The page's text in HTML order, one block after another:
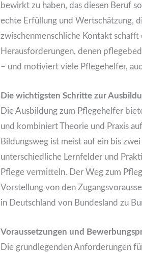
bewirkt zu haben, das diesen Beruf
echte Erfüllung und Wertschätzung,
zwischenmenschliche Kontakt
Herausforderungen, denen
– und motiviert viele Pflegehelfer,
Die wichtigsten Schritte zur
Die Ausbildung zum Pflegehelfer
und kombiniert Theorie und Praxis
Bildungsweg ist meist auf ein bis
unterschiedliche Lernfelder und
Pflege vermitteln. Der Weg zum
Vorstellung von den
in Deutschland von Bundesland zu
Voraussetzungen und
Die grundlegenden Anforderungen